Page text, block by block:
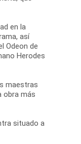
en la
así
Odeon de
Herodes
maestras
obra más
situado a